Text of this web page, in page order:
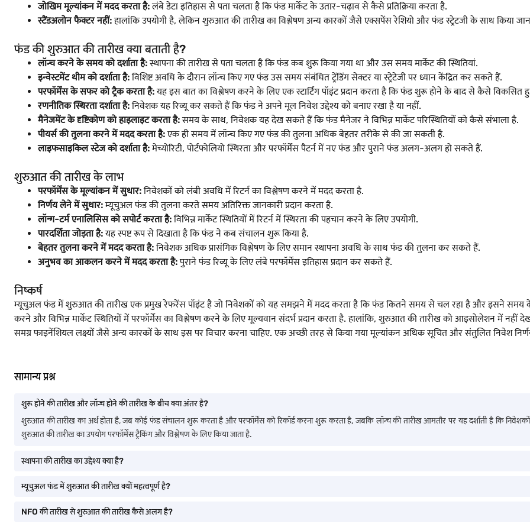
जोखिम मूल्यांकन में मदद करता है:लंबे डेटा इतिहास से पता चलता है कि फंड मार्केट के उतार-चढ़ाव से कैसे प्रतिक्रिया करता है.
स्टैंडअलोन फैक्टर नहीं:हालांकि उपयोगी है, लेकिन शुरुआत की तारीख का विश्लेषण अन्य कारकों जैसे एक्सपेंस रेशियो और फंड स्ट्रेटजी के साथ किया
फंड की शुरुआत की तारीख क्या बताती है?
लॉन्च करने के समय को दर्शाता है:स्थापना की तारीख से पता चलता है कि फंड कब शुरू किया गया था और उस समय मार्केट की स्थितियां.
इन्वेस्टमेंट थीम को दर्शाता है:विशिष्ट अवधि के दौरान लॉन्च किए गए फंड उस समय संबंधित ट्रेंडिंग सेक्टर या स्ट्रेटेजी पर ध्यान केंद्रित कर सकते हैं.
परफॉर्मेंस के सफर को ट्रैक करता है:यह इस बात का विश्लेषण करने के लिए एक स्टार्टिंग पॉइंट प्रदान करता है कि फंड शुरू होने के बाद से कैसे विकसित
रणनीतिक स्थिरता दर्शाता है:निवेशक यह रिव्यू कर सकते हैं कि फंड ने अपने मूल निवेश उद्देश्य को बनाए रखा है या नहीं.
मैनेजमेंट के दृष्टिकोण को हाइलाइट करता है:समय के साथ, निवेशक यह देख सकते हैं कि फंड मैनेजर ने विभिन्न मार्केट परिस्थितियों को कैसे संभाला है.
पीयर्स की तुलना करने में मदद करता है:एक ही समय में लॉन्च किए गए फंड की तुलना अधिक बेहतर तरीके से की जा सकती है.
लाइफसाइकिल स्टेज को दर्शाता है:मेच्योरिटी, पोर्टफोलियो स्थिरता और परफॉर्मेंस पैटर्न में नए फंड और पुराने फंड अलग-अलग हो सकते हैं.
शुरुआत की तारीख के लाभ
परफॉर्मेंस के मूल्यांकन में सुधार:निवेशकों को लंबी अवधि में रिटर्न का विश्लेषण करने में मदद करता है.
निर्णय लेने में सुधार:म्यूचुअल फंड की तुलना करते समय अतिरिक्त जानकारी प्रदान करता है.
लॉन्ग-टर्म एनालिसिस को सपोर्ट करता है:विभिन्न मार्केट स्थितियों में रिटर्न में स्थिरता की पहचान करने के लिए उपयोगी.
पारदर्शिता जोड़ता है:यह स्पष्ट रूप से दिखाता है कि फंड ने कब संचालन शुरू किया है.
बेहतर तुलना करने में मदद करता है:निवेशक अधिक प्रासंगिक विश्लेषण के लिए समान स्थापना अवधि के साथ फंड की तुलना कर सकते हैं.
अनुभव का आकलन करने में मदद करता है:पुराने फंड रिव्यू के लिए लंबे परफॉर्मेंस इतिहास प्रदान कर सकते हैं.
निष्कर्ष
म्यूचुअल फंड में शुरुआत की तारीख एक प्रमुख रेफरेंस पॉइंट है जो निवेशकों को यह समझने में मदद करता है कि फंड कितने समय से चल रहा है और इसने समय के
करने और विभिन्न मार्केट स्थितियों में परफॉर्मेंस का विश्लेषण करने के लिए मूल्यवान संदर्भ प्रदान करता है. हालांकि, शुरुआत की तारीख को आइसोलेशन में नहीं
समग्र फाइनेंशियल लक्ष्यों जैसे अन्य कारकों के साथ इस पर विचार करना चाहिए. एक अच्छी तरह से किया गया मूल्यांकन अधिक सूचित और संतुलित निवेश
सामान्य प्रश्न
शुरू होने की तारीख और लॉन्च होने की तारीख के बीच क्या अंतर है?
शुरुआत की तारीख का अर्थ होता है, जब कोई फंड संचालन शुरू करता है और परफॉर्मेंस को रिकॉर्ड करना शुरू करता है, जबकि लॉन्च की तारीख आमतौर पर यह दर्शाती है कि
शुरुआत की तारीख का उपयोग परफॉर्मेंस ट्रैकिंग और विश्लेषण के लिए किया जाता है.
स्थापना की तारीख का उद्देश्य क्या है?
म्यूचुअल फंड में शुरुआत की तारीख क्यों महत्वपूर्ण है?
NFO की तारीख से शुरुआत की तारीख कैसे अलग है?